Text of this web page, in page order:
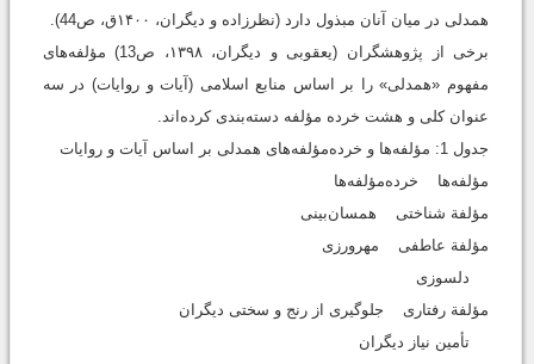
همدلی در میان آنان مبذول دارد ‏(نظرزاده و دیگران، ۱۴۰۰ق، ص44).
برخی از پژوهشگران ‏(یعقوبی و دیگران، ۱۳۹۸، ص13) مؤلفه‌های
مفهوم «همدلی» را بر اساس منابع اسلامی (آیات و روایات) در سه
عنوان کلی و هشت خرده‌ مؤلفه دسته‌بندی کرده‌اند.
جدول 1: مؤلفه‌ها و خرده‌مؤلفه‌های همدلی بر اساس آیات و روایات
مؤلفه‌ها خرده‌مؤلفه‌ها
مؤلفة شناختی همسان‌بینی
مؤلفة عاطفی مهرورزی
دلسوزی
مؤلفة‌ رفتاری جلوگیری از رنج و سختی دیگران
تأمین نیاز دیگران